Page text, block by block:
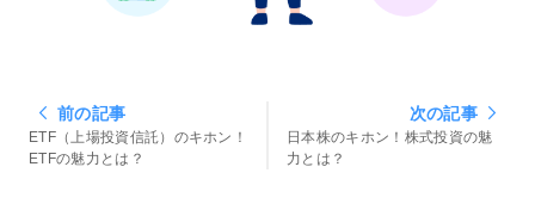
前の記事
ETF（上場投資信託）のキホン！
ETFの魅力とは？
次の記事
日本株のキホン！株式投資の魅
力とは？